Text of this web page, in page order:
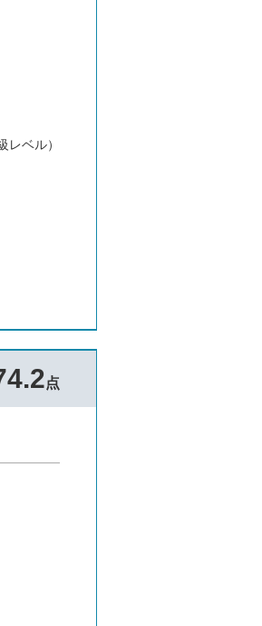
レベル）
点